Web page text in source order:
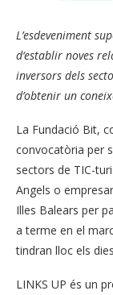
L’esdeveniment
d‘establir noves
inversors dels
d’obtenir un
La Fundació Bit,
convocatòria per
sectors de TIC-
Angels o
Illes Balears per
a terme en el
tindran lloc els
LINKS UP és un